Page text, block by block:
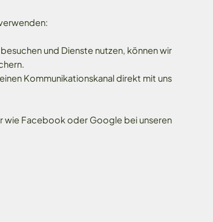
und Dienste nutzen, können wir
Kommunikationskanal direkt mit uns
wie Facebook oder Google bei unseren